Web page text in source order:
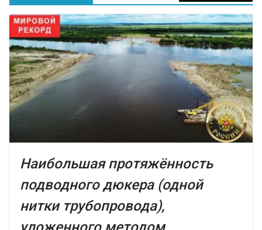
Наибольшая протяжённость
подводного дюкера (одной
нитки трубопровода),